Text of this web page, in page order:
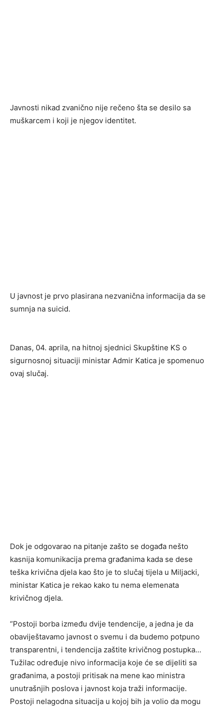
Javnosti nikad zvanično nije rečeno šta se desilo sa
muškarcem i koji je njegov identitet.
U javnost je prvo plasirana nezvanična informacija da se
sumnja na suicid.
Danas, 04. aprila, na hitnoj sjednici Skupštine KS o
sigurnosnoj situaciji ministar Admir Katica je spomenuo
ovaj slučaj.
Dok je odgovarao na pitanje zašto se događa nešto
kasnija komunikacija prema građanima kada se dese
teška krivična djela kao što je to slučaj tijela u Miljacki,
ministar Katica je rekao kako tu nema elemenata
krivičnog djela.
“Postoji borba između dvije tendencije, a jedna je da
obaviještavamo javnost o svemu i da budemo potpuno
transparentni, i tendencija zaštite krivičnog postupka…
Tužilac određuje nivo informacija koje će se dijeliti sa
građanima, a postoji pritisak na mene kao ministra
unutrašnjih poslova i javnost koja traži informacije.
Postoji nelagodna situacija u kojoj bih ja volio da mogu